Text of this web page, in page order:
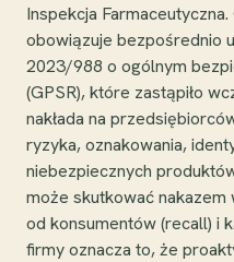
Inspekcja
obowiązuje bezpośrednio
2023/988 o ogólnym
(GPSR), które zastąpiło
nakłada na
ryzyka, oznakowania,
niebezpiecznych
może skutkować
od konsumentów (recall) i
firmy oznacza to, że